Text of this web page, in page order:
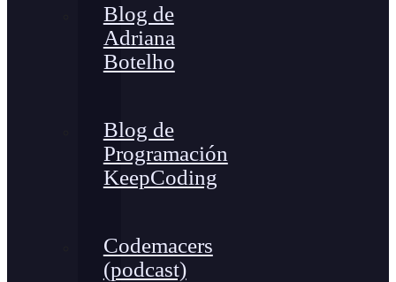
Blog de
Adriana
Botelho
Blog de
Programación
KeepCoding
Codemacers
(podcast)